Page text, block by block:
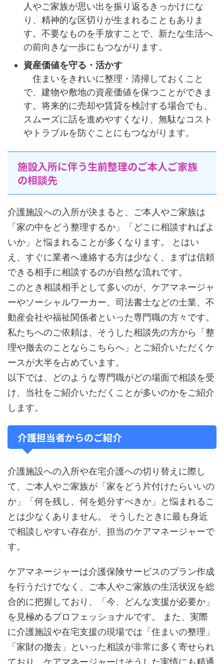
人やご家族が思い出を振り返るきっかけにな
り、精神的な区切りが生まれることもありま
す。不要なものを手放すことで、新たな生活へ
の前向きな一歩にもつながります。
資産価値を守る・活かす
住まいをきれいに整理・清掃しておくこと
で、建物や敷地の資産価値を保つことができま
す。将来的に売却や賃貸を検討する場合でも、
スムーズに話を進めやすくなり、無駄なコスト
やトラブルを防ぐことにもつながります。
施設入所に伴う生前整理のご本人ご家族
の相談先
介護施設への入所が決まると、ご本人やご家族は
「家の中をどう整理するか」「どこに相談すればよ
いか」と悩まれることが多くなります。 とはい
え、すぐに業者へ連絡する方は少なく、まずは信頼
できる相手に相談するのが自然な流れです。
このとき相談相手として多いのが、ケアマネージャ
ーやソーシャルワーカー、司法書士などの士業、不
動産会社や福祉関係者といった専門職の方々です。
私たちへのご依頼は、そうした相談先の方から「整
理や撤去のことならこちらへ」とご紹介いただくケ
ースが大半を占めています。
以下では、どのような専門職がどの場面で相談を受
け、当社をご紹介いただくことが多いのかをご紹介
します。
介護担当者からのご紹介
介護施設への入所や在宅介護への切り替えに際し
て、ご本人やご家族が「家をどう片付けたらいいの
か」「何を残し、何を処分すべきか」と悩まれるこ
とは少なくありません。 そうしたときに最も身近
で相談しやすい存在が、担当のケアマネージャーで
す。
ケアマネージャーは介護保険サービスのプラン作成
を行うだけでなく、ご本人やご家族の生活状況を総
合的に把握しており、「今、どんな支援が必要か」
を見極めるプロフェッショナルです。 また、実際
に介護施設や在宅支援の現場では「住まいの整理」
「家財の撤去」といった相談が非常に多く寄せられ
ており、ケアマネージャーはそうした実情にも精通